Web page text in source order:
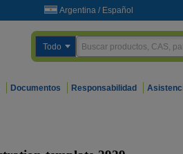
Argentina / Español
Todo
Documentos Responsabilidad